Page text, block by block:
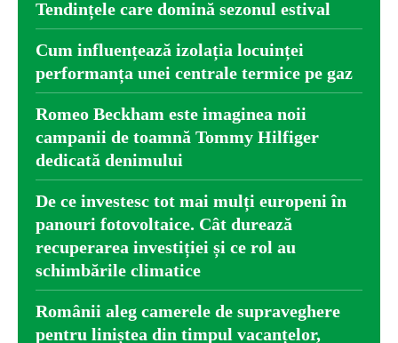
Tendințele care domină sezonul estival
Cum influențează izolația locuinței
performanța unei centrale termice pe gaz
Romeo Beckham este imaginea noii
campanii de toamnă Tommy Hilfiger
dedicată denimului
De ce investesc tot mai mulți europeni în
panouri fotovoltaice. Cât durează
recuperarea investiției și ce rol au
schimbările climatice
Românii aleg camerele de supraveghere
pentru liniștea din timpul vacanțelor,